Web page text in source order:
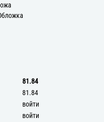
81.84
81.84
войти
войти